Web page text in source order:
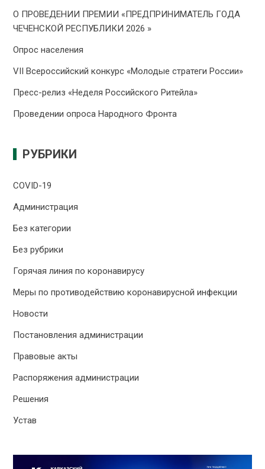
О ПРОВЕДЕНИИ ПРЕMИИ «ПРЕДПРИНИМАТЕЛЬ ГОДА
ЧЕЧЕНСКОЙ РЕСПУБЛИКИ 2026 »
Опрос населения
VII Всероссийский конкурс «Молодые стратеги России»
Пресс-релиз «Неделя Российского Ритейла»
Проведении опроса Народного Фронта
РУБРИКИ
COVID-19
Администрация
Без категории
Без рубрики
Горячая линия по коронавирусу
Меры по противодействию коронавирусной инфекции
Новости
Постановления администрации
Правовые акты
Распоряжения администрации
Решения
Устав